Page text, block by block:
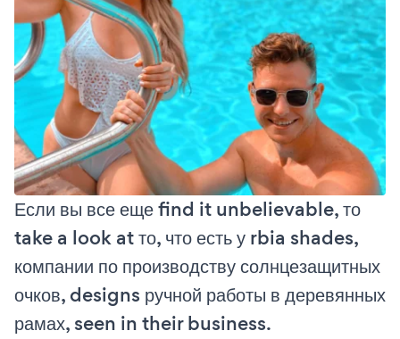
Если вы все еще find it unbelievable, то
take a look at то, что есть у rbia shades,
компании по производству солнцезащитных
очков, designs ручной работы в деревянных
рамах, seen in their business.